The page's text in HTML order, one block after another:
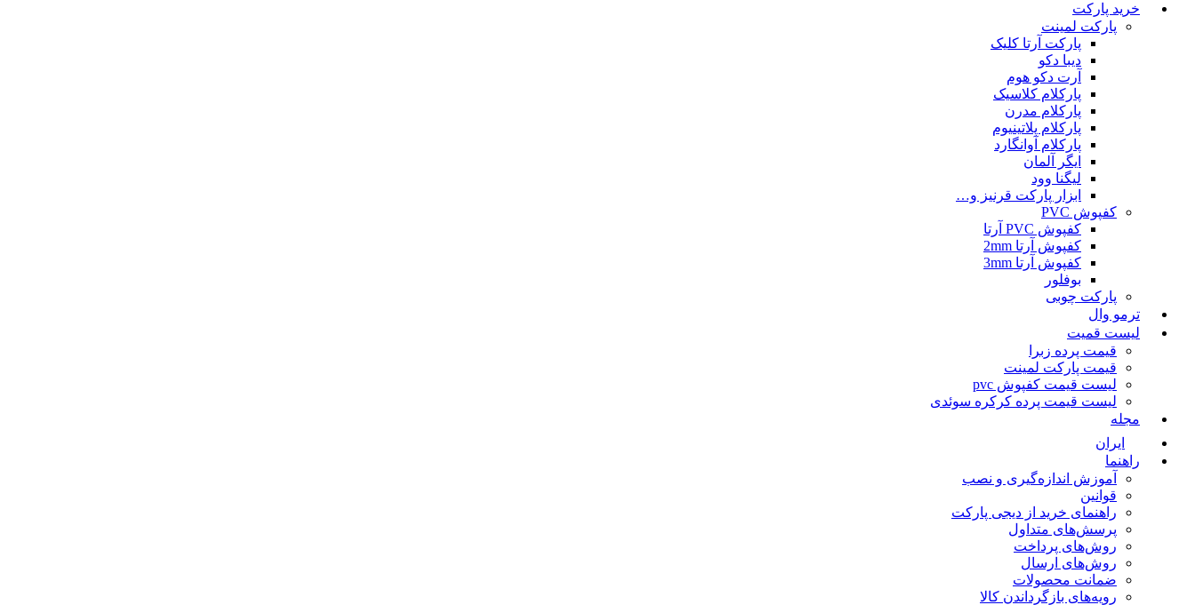
خرید پارکت
پارکت لمینت
پارکت آرتا کلیک
دیبا دکو
آرت دکو هوم
پارکلام کلاسیک
پارکلام مدرن
پارکلام پلاتینیوم
پارکلام آوانگارد
ایگر آلمان
لیگنا وود
ابزار پارکت قرنیز و…
کفپوش PVC
کفپوش PVC آرتا
کفپوش آرتا 2mm
کفپوش آرتا 3mm
بوفلور
پارکت چوبی
ترمو وال
لیست قمیت
قیمت پرده زبرا
قیمت پارکت لمینت
لیست قیمت کفپوش pvc
لیست قیمت پرده کرکره سوئدی
مجله
ایران
راهنما
آموزش اندازه‌گیری و نصب
قوانین
راهنمای خرید از دیجی پارکت
پرسش‌های متداول
روش‌های پرداخت
روش‌های ارسال
ضمانت محصولات
رویه‌های بازگرداندن کالا